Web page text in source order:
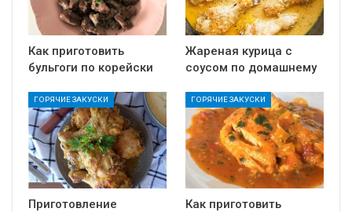
Как приготовить
бульгоги по корейски
Жареная курица с
соусом по домашнему
ГОРЯЧИЕ ЗАКУСКИ
Приготовление
ГОРЯЧИЕ ЗАКУСКИ
Как приготовить